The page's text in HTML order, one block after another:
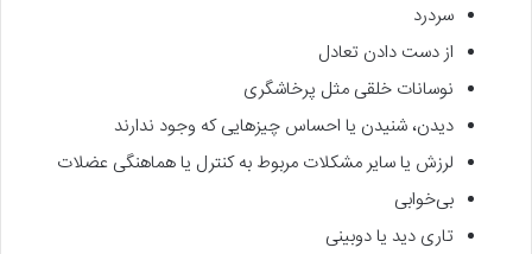
سردرد
از دست دادن تعادل
نوسانات خلقی مثل پرخاشگری
دیدن، شنیدن یا احساس چیزهایی که وجود ندارند
لرزش یا سایر مشکلات مربوط به کنترل یا هماهنگی عضلات
بی‌خوابی
تاری دید یا دوبینی